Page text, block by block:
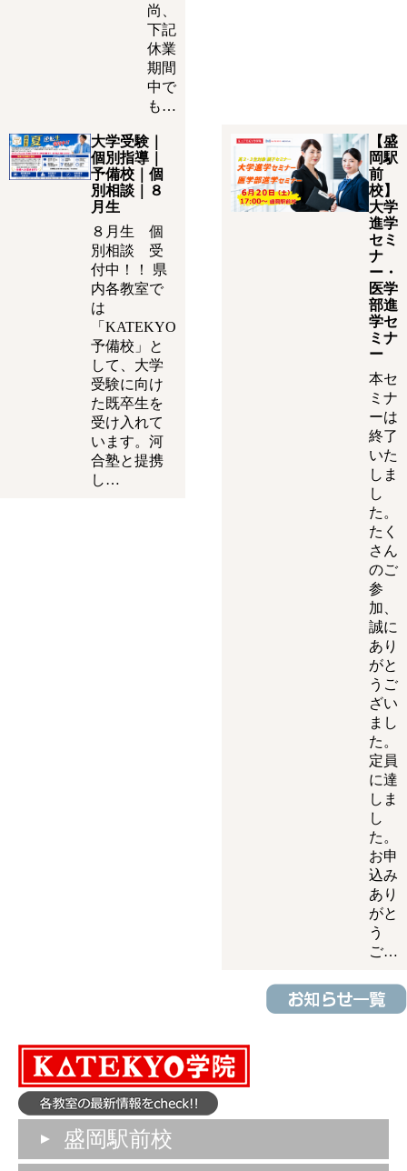
尚、
下記
休業
期間
中で
も…
大学受験｜
個別指導｜
予備校｜個
別相談｜８
月生
８月生 個
別相談 受
付中！！ 県
内各教室で
は
「KATEKYO
予備校」と
して、大学
受験に向け
た既卒生を
受け入れて
います。河
合塾と提携
し…
【盛
岡駅
前
校】
大学
進学
セミ
ナ
ー・
医学
部進
学セ
ミナ
ー
本セ
ミナ
ーは
終了
いた
しま
し
た。
たく
さん
のご
参
加、
誠に
あり
がと
うご
ざい
まし
た。
定員
に達
しま
し
た。
お申
込み
あり
がと
う
ご…
盛岡駅前校